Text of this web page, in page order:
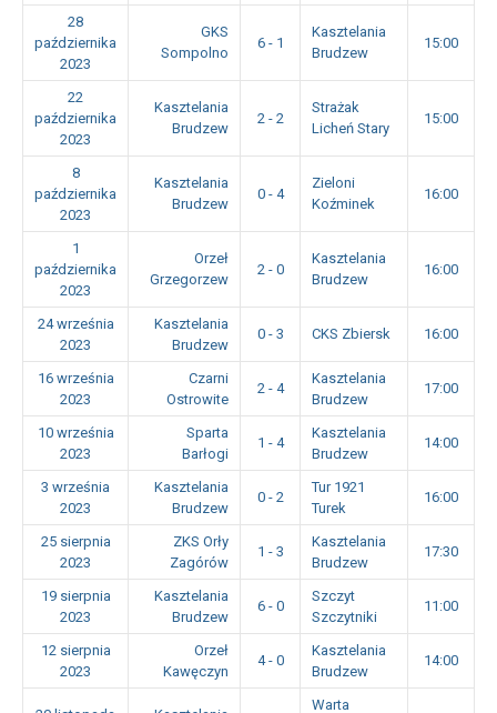
28
października
2023
GKS
Sompolno
6 - 1
Kasztelania
Brudzew
15:00
22
października
2023
Kasztelania
Brudzew
2 - 2
Strażak
Licheń Stary
15:00
8
października
2023
Kasztelania
Brudzew
0 - 4
Zieloni
Koźminek
16:00
1
października
2023
Orzeł
Grzegorzew
2 - 0
Kasztelania
Brudzew
16:00
24 września
2023
Kasztelania
Brudzew
0 - 3 CKS Zbiersk 16:00
16 września
2023
Czarni
Ostrowite
2 - 4
Kasztelania
Brudzew
17:00
10 września
2023
Sparta
Barłogi
1 - 4
Kasztelania
Brudzew
14:00
3 września
2023
Kasztelania
Brudzew
0 - 2
Tur 1921
Turek
16:00
25 sierpnia
2023
ZKS Orły
Zagórów
1 - 3
Kasztelania
Brudzew
17:30
19 sierpnia
2023
Kasztelania
Brudzew
6 - 0
Szczyt
Szczytniki
11:00
12 sierpnia
2023
Orzeł
Kawęczyn
4 - 0
Kasztelania
Brudzew
14:00
Warta